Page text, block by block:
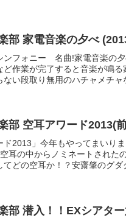
部 家電音楽の夕べ
ンフォニー 名曲!家電音楽の
ど作業が完了すると音楽が鳴
ない段取り無用のハチャメチャ
部 空耳アワード2013(
ド2013」今年もやってまいり
耳の中からノミネートされた
てどの空耳か！？安齋肇のグ
部 潜入！！EXシアタ